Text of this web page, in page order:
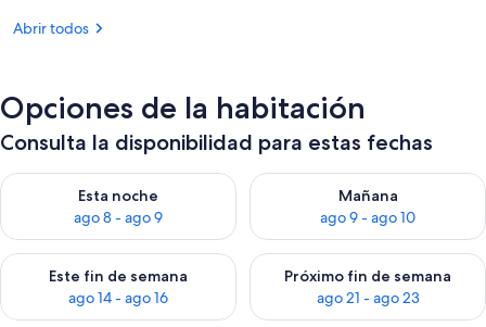
Abrir todos
Opciones de la habitación
Consulta la disponibilidad para estas fechas
Esta noche
ago 8 - ago 9
Consulta la disponibilidad para esta noche, ago 8 - ago 9
Mañana
ago 9 - ago 10
Consulta la disponibilidad
Este fin de semana
ago 14 - ago 16
Consulta la disponibilidad para este fin de semana, ago 14 -
Próximo fin de semana
ago 21 - ago 23
Consulta la disponibilidad